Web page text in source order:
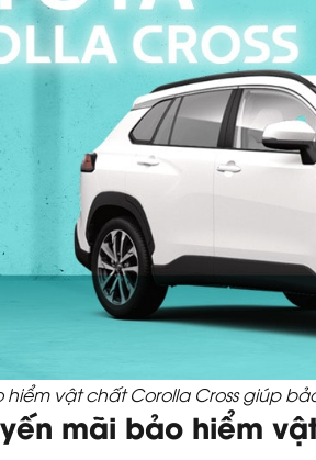
hiểm vật chất Corolla Cross giúp
mãi bảo hiểm